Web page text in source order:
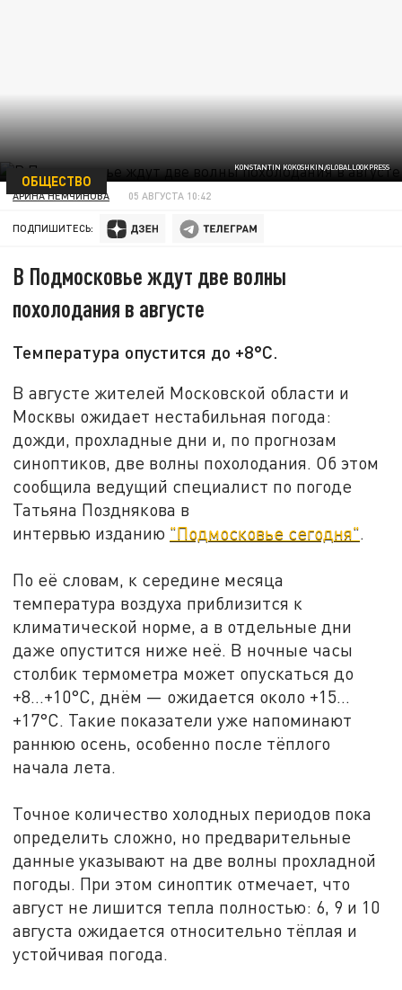
KONSTANTIN KOKOSHKIN/GLOBALLOOKPRESS
ОБЩЕСТВО
АРИНА НЕМЧИНОВА 05 АВГУСТА 10:42
ПОДПИШИТЕСЬ:
В Подмосковье ждут две волны
похолодания в августе
Температура опустится до +8°C.
В августе жителей Московской области и
Москвы ожидает нестабильная погода:
дожди, прохладные дни и, по прогнозам
синоптиков, две волны похолодания. Об этом
сообщила ведущий специалист по погоде
Татьяна Позднякова в
интервью изданию "Подмосковье сегодня".
По её словам, к середине месяца
температура воздуха приблизится к
климатической норме, а в отдельные дни
даже опустится ниже неё. В ночные часы
столбик термометра может опускаться до
+8…+10°C, днём — ожидается около +15…
+17°C. Такие показатели уже напоминают
раннюю осень, особенно после тёплого
начала лета.
Точное количество холодных периодов пока
определить сложно, но предварительные
данные указывают на две волны прохладной
погоды. При этом синоптик отмечает, что
август не лишится тепла полностью: 6, 9 и 10
августа ожидается относительно тёплая и
устойчивая погода.